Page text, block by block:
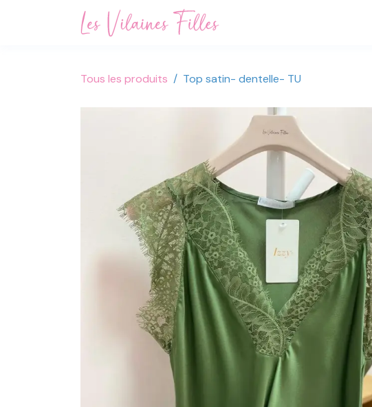
Tous les produits Top satin- dentelle- TU